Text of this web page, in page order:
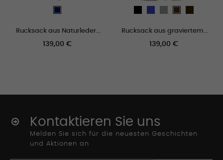
Navy
Rucksack aus Naturleder...
139,00 €
schwarz
Blaugraumarron
Rucksack aus graviertem...
139,00 €
Kontaktieren Sie uns
Melden Sie sich für die neuesten Geschichten
und Aktionen an